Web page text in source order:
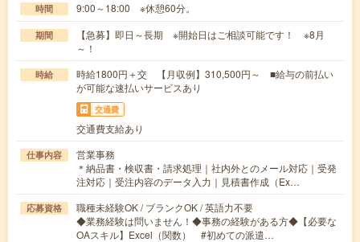
時間 9:00～18:00 ※休憩60分。
期間
【急募】即日～長期 ※開始日はご相談可能です！ ※8月
～！
時給
時給1800円＋交 【月収例】310,500円～ ■給与の前払い
が可能な速払いサービスあり
交通費
交通費支給あり
仕事内容
営業事務
＊納品書・検収書・請求処理｜社内外とのメール対応｜受発
注対応｜受注内容のデータ入力｜見積書作成（Ex…
応募資格
職種未経験OK / ブランクOK / 英語力不要
◆業務経験は問いません！◆事務の経験がある方◆【必要な
OAスキル】Excel（関数） #初めての派遣…